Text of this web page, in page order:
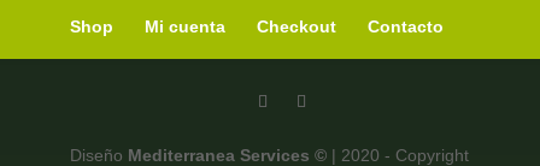
Shop Mi cuenta Checkout Contacto
Diseño Mediterranea Services © | 2020 - Copyright